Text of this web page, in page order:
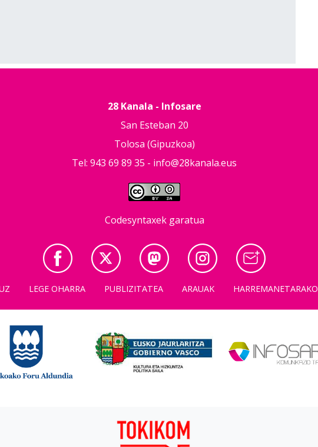
28 Kanala - Infosare
San Esteban 20
Tolosa (Gipuzkoa)
Tel: 943 69 89 35 - info@28kanala.eus
Codesyntaxek garatua
LEGE OHARRA PUBLIZITATEA ARAUAK HARREMANETARAKO